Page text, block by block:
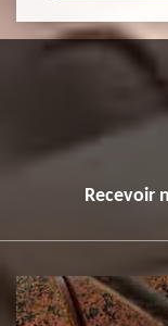
Recevoir